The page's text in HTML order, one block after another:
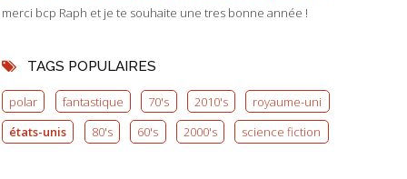
merci bcp Raph et je te souhaite une tres bonne année !
TAGS POPULAIRES
polar fantastique 70's 2010's
royaume-uni
états-unis
80's 60's 2000's science fiction